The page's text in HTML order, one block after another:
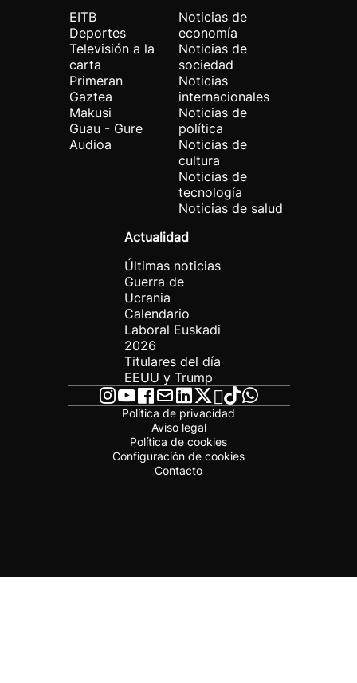
EITB
Deportes
Televisión a la
carta
Primeran
Gaztea
Makusi
Guau - Gure
Audioa
Noticias de
economía
Noticias de
sociedad
Noticias
internacionales
Noticias de
política
Noticias de
cultura
Noticias de
tecnología
Noticias de salud
Actualidad
Últimas noticias
Guerra de
Ucrania
Calendario
Laboral Euskadi
2026
Titulares del día
EEUU y Trump
Política de privacidad
Aviso legal
Política de cookies
Configuración de cookies
Contacto